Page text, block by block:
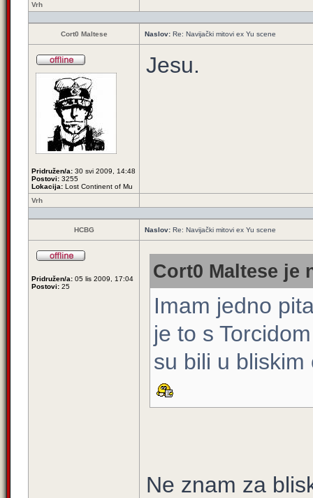
Vrh
Cort0 Maltese Naslov: Re: Navijački mitovi ex Yu scene
Pridružen/a: 30 svi 2009, 14:48
Postovi: 3255
Lokacija: Lost Continent of Mu
Jesu.
Vrh
HCBG Naslov: Re: Navijački mitovi ex Yu scene
Pridružen/a: 05 lis 2009, 17:04
Postovi: 25
Cort0 Maltese je
Imam jedno
je to s
su bili u
Ne znam za